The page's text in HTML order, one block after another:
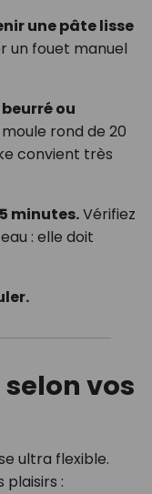
une pâte lisse
un fouet manuel
ou
rond de 20
convient très
minutes.Vérifiez
: elle doit
vos
ultra flexible.
plaisirs :